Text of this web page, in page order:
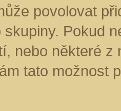
povolovat
skupiny. Pokud
nebo některé z
tato možnost